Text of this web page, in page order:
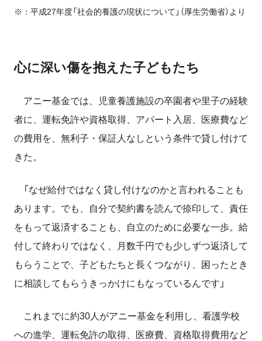
※：平成27年度「社会的養護の現状について」（厚生労働省）より
心に深い傷を抱えた子どもたち
アニー基金では、児童養護施設の卒園者や里子の経験
者に、運転免許や資格取得、アパート入居、医療費など
の費用を、無利子・保証人なしという条件で貸し付けて
きた。
「なぜ給付ではなく貸し付けなのかと言われることも
あります。でも、自分で契約書を読んで捺印して、責任
をもって返済することも、自立のために必要な一歩。給
付して終わりではなく、月数千円でも少しずつ返済して
もらうことで、子どもたちと長くつながり、困ったとき
に相談してもらうきっかけにもなっているんです」
これまでに約30人がアニー基金を利用し、看護学校
への進学、運転免許の取得、医療費、資格取得費用など